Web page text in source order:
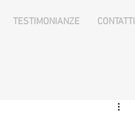
TESTIMONIANZE CONTATTI